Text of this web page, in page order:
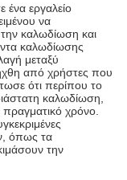
ένα εργαλείο
να
την καλωδίωση και
καλωδίωσης
μεταξύ
από χρήστες που
ότι περίπου το
καλωδίωση,
χρόνο.
όπως τα
την